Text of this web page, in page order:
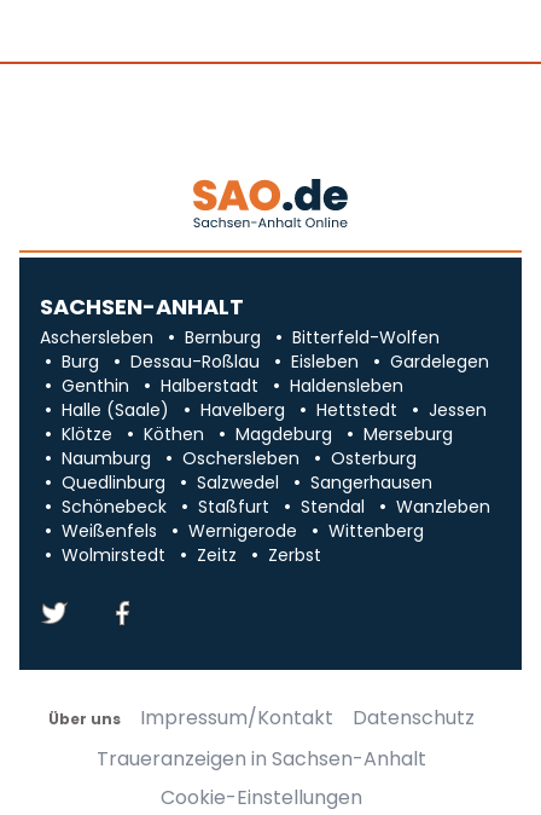
SACHSEN-ANHALT
Aschersleben Bernburg
Bitterfeld-Wolfen
Burg
Dessau-Roßlau Eisleben
Gardelegen
Genthin
Halberstadt
Haldensleben
Halle (Saale)
Havelberg Hettstedt
Jessen
Klötze
Köthen Magdeburg
Merseburg
Naumburg
Oschersleben
Osterburg
Quedlinburg
Salzwedel
Sangerhausen
Schönebeck
Staßfurt Stendal
Wanzleben
Weißenfels
Wernigerode
Wittenberg
Wolmirstedt
Zeitz Zerbst
Über uns Impressum/Kontakt
Datenschutz
Traueranzeigen in Sachsen-Anhalt
Cookie-Einstellungen